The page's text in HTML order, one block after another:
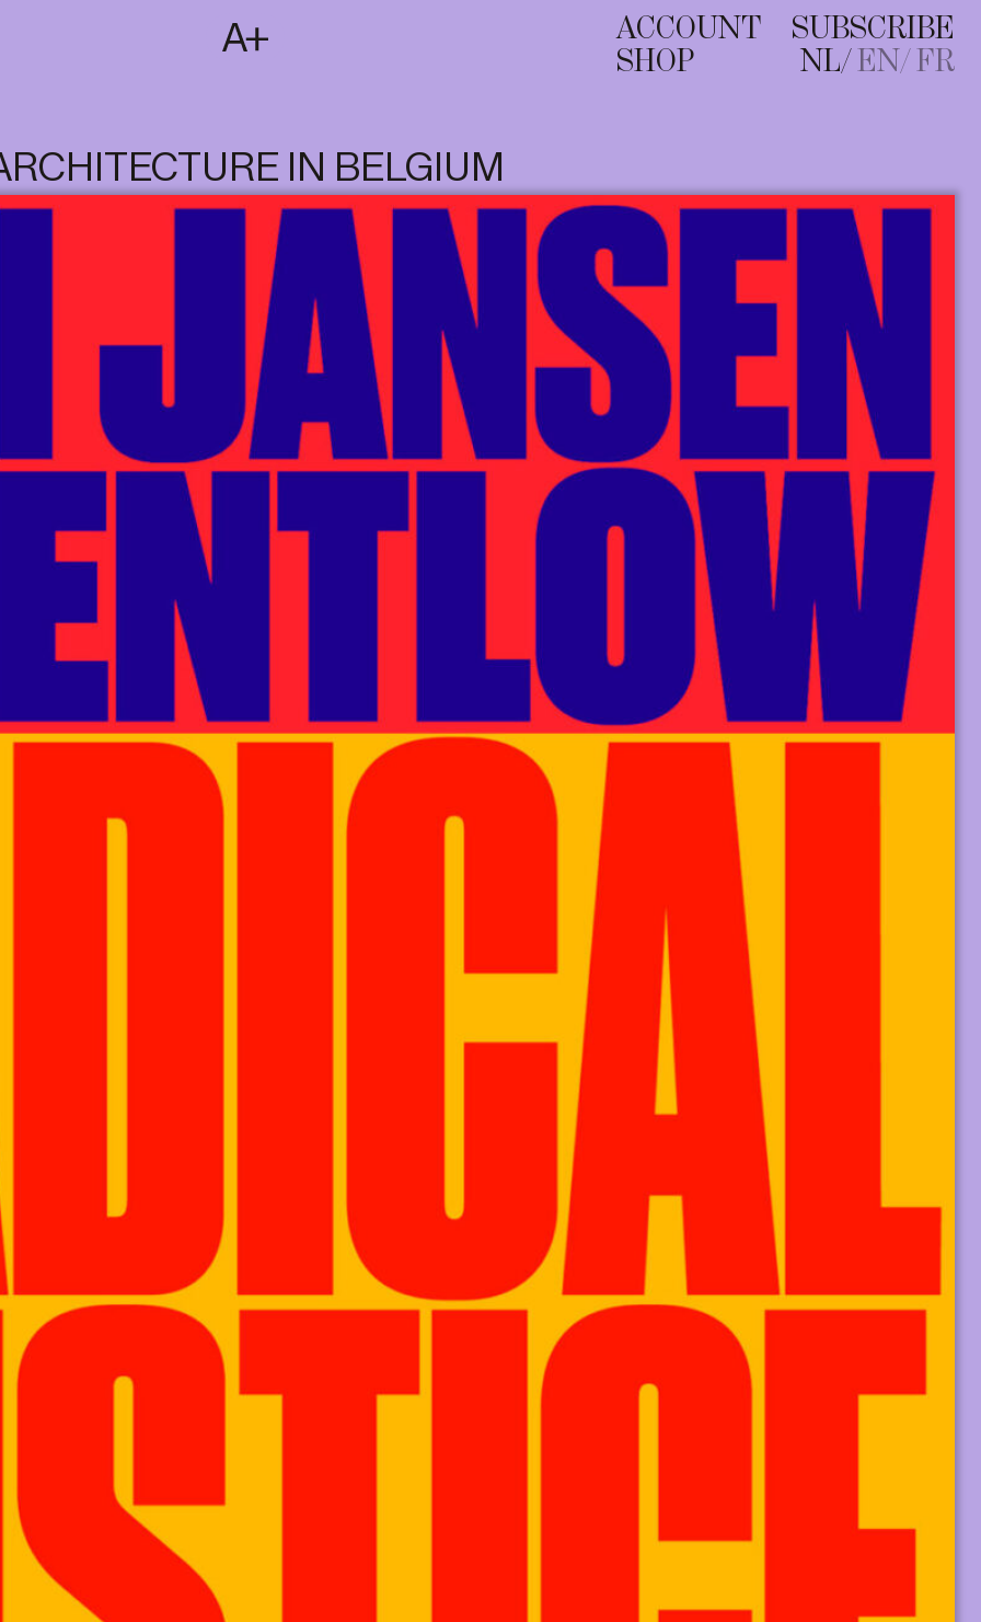
T
FR
ACCOUNT
SHOP
SUBSCRIBE
NL EN FR
IN BELGIUM